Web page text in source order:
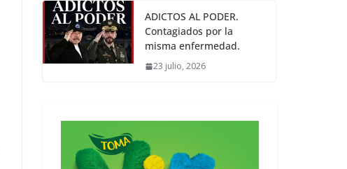
ADICTOS AL PODER.
Contagiados por la
misma enfermedad.
23 julio, 2026